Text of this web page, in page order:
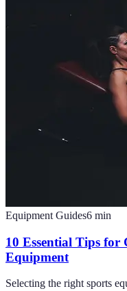
Equipment Guides6 min
10 Essential Tips for
Equipment
Selecting the right sports